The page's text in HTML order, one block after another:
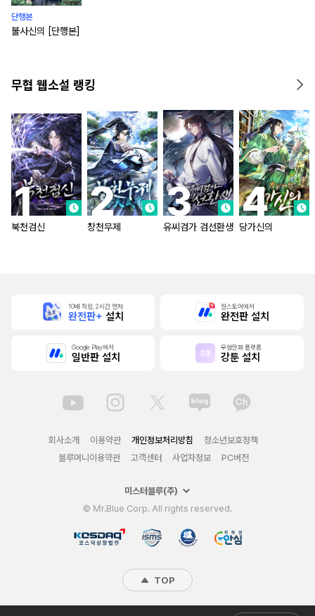
단행본
불사신의 [단행본]
무협 웹소설 랭킹
북천검신 창천무제 유씨검가 검선환생 당가신의
10배 적립, 2시간 먼저
완전판+ 설치
원스토어에서
완전판 설치
Google Play에서
일반판 설치
무협만화 플랫폼
강툰 설치
회사소개 이용약관 개인정보처리방침
청소년보호정책
블루머니이용약관
고객센터 사업자정보 PC버전
미스터블루(주)
© Mr.Blue Corp. All rights reserved.
TOP